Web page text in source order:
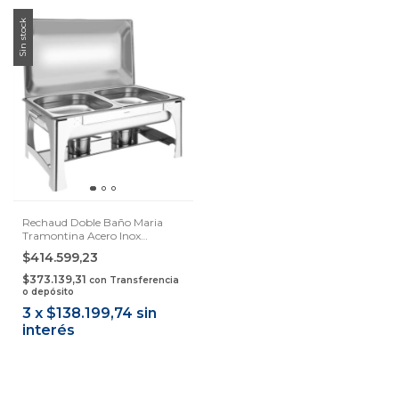
Sin stock
Rechaud Doble Baño Maria
Tramontina Acero Inox
Samihome
$414.599,23
$373.139,31 con Transferencia
o depósito
3 x $138.199,74 sin
interés